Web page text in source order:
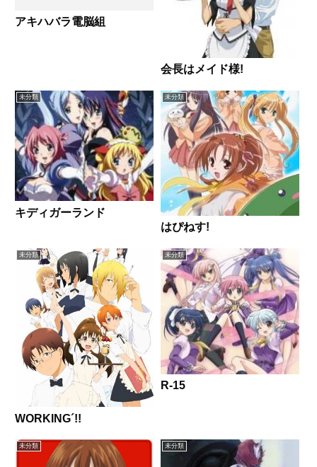
アキハバラ電脳組
会長はメイド様!
未分類
キディガーランド
未分類
はぴねす!
未分類
WORKING´!!
未分類
R-15
未分類 未分類